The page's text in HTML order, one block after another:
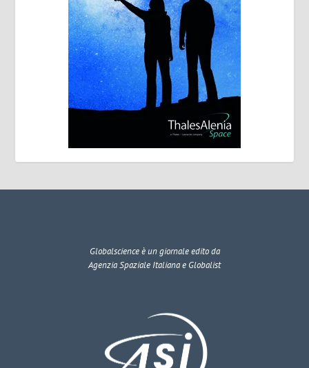
Globalscienceè un giornale edito da
Agenzia Spaziale Italiana e Globalist